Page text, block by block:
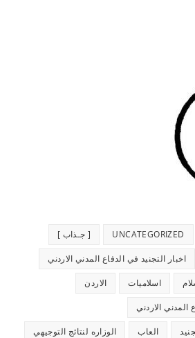
UNCATEGORIZED [ جـذاب ]
اخبار التجنيد في الدفاع المدني الاردني
اسلاميات الاردن
المدني الاردني
العاب الوزاره لنتائج التوجيهي